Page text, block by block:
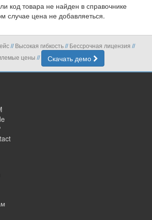
код товара не найден в справочнике
случае цена не добавляеться.
//Высокая гибкость//Бессрочная лицензия //
цены // Скачать демо